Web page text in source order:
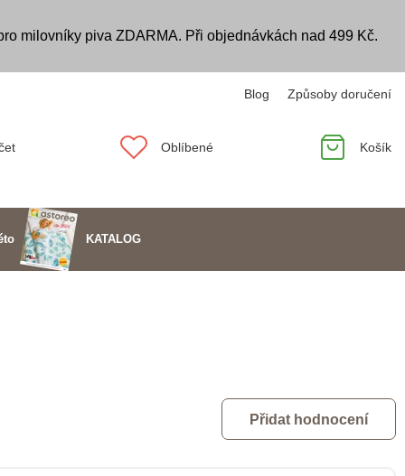
milovníky piva ZDARMA. Při objednávkách nad 499 Kč.
Blog Způsoby doručení
Oblíbené Košík
KATALOG
Přidat hodnocení